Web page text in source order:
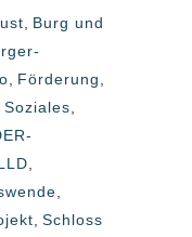
Burg und
Förderung
Schloss